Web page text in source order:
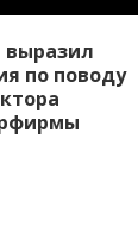
по поводу